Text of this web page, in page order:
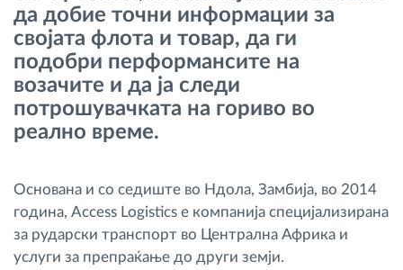
Автоматска идентификација на возачите
Откријте ги сите можности
Калкулатор за заштеди
да добие точни информации за
својата флота и товар, да ги
подобри перформансите на
возачите и да ја следи
потрошувачката на гориво во
реално време.
Основана и со седиште во Ндола, Замбија, во 2014
година, Access Logistics е компанија специјализирана
за рударски транспорт во Централна Африка и
услуги за препраќање до други земји.